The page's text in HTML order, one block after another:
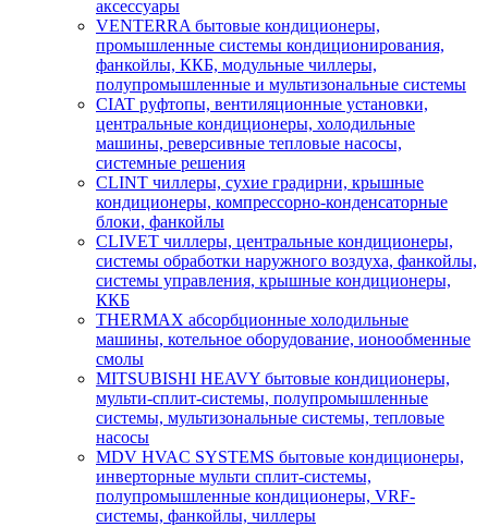
аксессуары
VENTERRA бытовые кондиционеры,
промышленные системы кондиционирования,
фанкойлы, ККБ, модульные чиллеры,
полупромышленные и мультизональные системы
CIAT руфтопы, вентиляционные установки,
центральные кондиционеры, холодильные
машины, реверсивные тепловые насосы,
системные решения
CLINT чиллеры, сухие градирни, крышные
кондиционеры, компрессорно-конденсаторные
блоки, фанкойлы
CLIVET чиллеры, центральные кондиционеры,
системы обработки наружного воздуха, фанкойлы,
системы управления, крышные кондиционеры,
ККБ
THERMAX абсорбционные холодильные
машины, котельное оборудование, ионообменные
смолы
MITSUBISHI HEAVY бытовые кондиционеры,
мульти-сплит-системы, полупромышленные
системы, мультизональные системы, тепловые
насосы
MDV HVAC SYSTEMS бытовые кондиционеры,
инверторные мульти сплит-системы,
полупромышленные кондиционеры, VRF-
системы, фанкойлы, чиллеры